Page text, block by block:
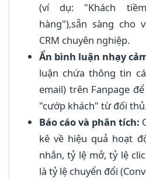
(ví dụ: "Khách
hàng"),sẵn sàng cho
CRM chuyên nghiệp.
Ẩn bình luận nhạy
luận chứa thông tin
email) trên Fanpage
"cướp khách" từ đối
Báo cáo và phân tích:
kê về hiệu quả hoạt
nhắn, tỷ lệ mở, tỷ lệ
là tỷ lệ chuyển đổi